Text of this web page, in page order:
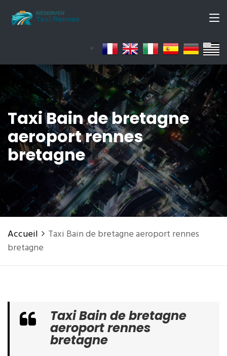
Taxi Bain de bretagne
aeroport rennes
bretagne
Accueil
Taxi Bain de bretagne aeroport rennes
bretagne
Taxi Bain de bretagne
aeroport rennes
bretagne